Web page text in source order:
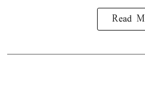
Read